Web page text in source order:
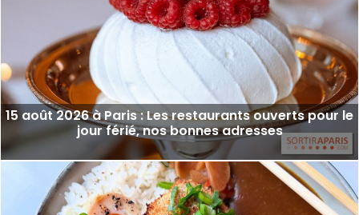
15 août 2026 à Paris : Les restaurants ouverts pour le
jour férié, nos bonnes adresses